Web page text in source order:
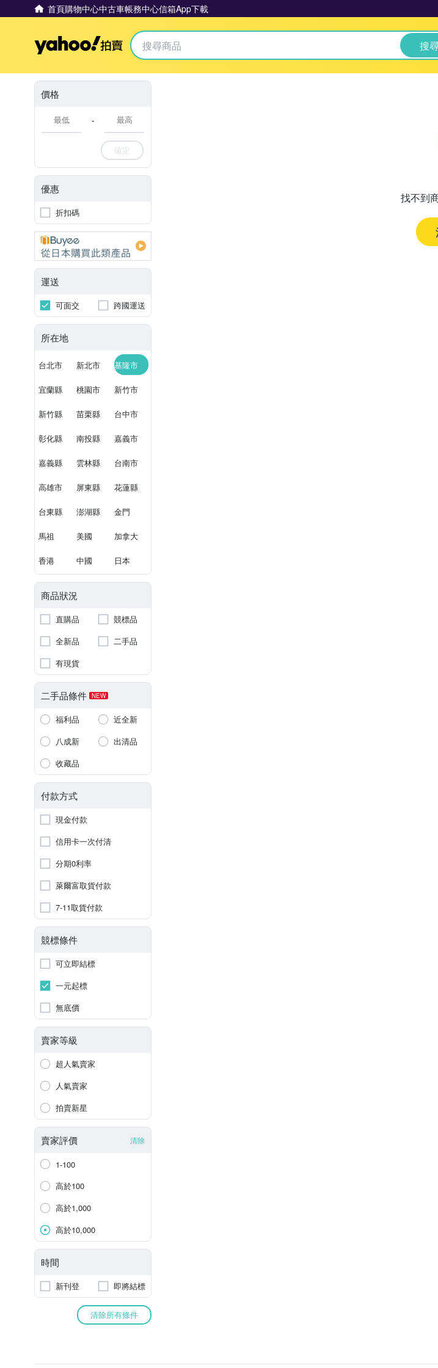
首頁購物中心中古車帳務中心信箱App下載
Yahoo拍賣 搜
價格
-
確定
優惠
折扣碼
運送
可面交 跨國運送
所在地
台北市 新北市 基隆市
宜蘭縣 桃園市 新竹市
新竹縣 苗栗縣 台中市
彰化縣 南投縣 嘉義市
嘉義縣 雲林縣 台南市
高雄市 屏東縣 花蓮縣
台東縣 澎湖縣 金門
馬祖 美國 加拿大
香港 中國 日本
商品狀況
直購品
競標品
全新品
二手品
有現貨
二手品條件 NEW
福利品
近全新
八成新
出清品
收藏品
付款方式
現金付款
信用卡一次付清
分期0利率
萊爾富取貨付款
7-11取貨付款
競標條件
可立即結標
一元起標
無底價
賣家等級
超人氣賣家
人氣賣家
拍賣新星
賣家評價 清除
1-100
高於100
高於1,000
高於10,000
時間
新刊登 即將結標
清除所有條件
找不到